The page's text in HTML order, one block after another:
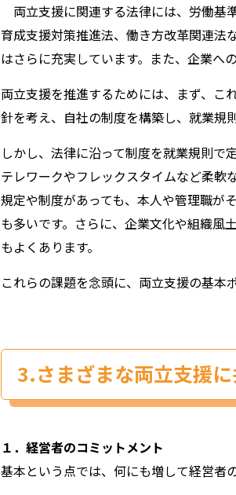
両立支援に関連する法律には、労働基
育成支援対策推進法、働き方改革関連法
はさらに充実しています。また、企業へ
両立支援を推進するためには、まず、こ
針を考え、自社の制度を構築し、就業規
しかし、法律に沿って制度を就業規則で
テレワークやフレックスタイムなど柔軟
規定や制度があっても、本人や管理職が
も多いです。さらに、企業文化や組織風
もよくあります。
これらの課題を念頭に、両立支援の基本
3.さまざまな両立支援
１．経営者のコミットメント
基本という点では、何にも増して経営者